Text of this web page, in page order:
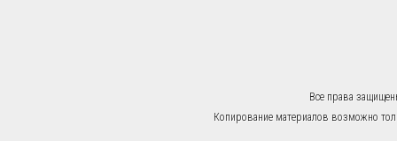
Все права
Копирование материалов возможно